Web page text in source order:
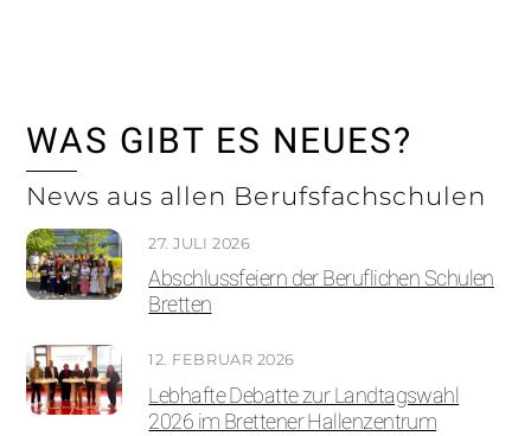
WAS GIBT ES NEUES?
News aus allen Berufsfachschulen
27. JULI 2026
Abschlussfeiern der Beruflichen Schulen
Bretten
12. FEBRUAR 2026
Lebhafte Debatte zur Landtagswahl
2026 im Brettener Hallenzentrum